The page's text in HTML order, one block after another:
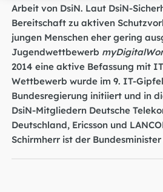
Arbeit von DsiN. Laut DsiN-
Bereitschaft zu aktiven
jungen Menschen eher gering
Jugendwettbewerb
2014 eine aktive Befassung mit
Wettbewerb wurde im 9. IT-
Bundesregierung initiiert und in
DsiN-Mitgliedern Deutsche
Deutschland, Ericsson und
Schirmherr ist der